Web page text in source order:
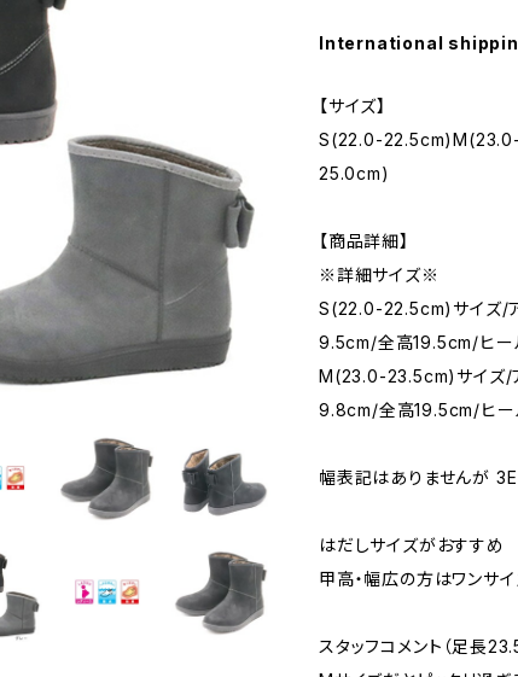
International
【サイズ】
S(22.0-
25.0cm)
【商品詳細】
※詳細サイズ※
S(22.0-22.5cm)サイズ/
9.5cm/全高19.5cm/ヒ
M(23.0-23.5cm)サイズ/
9.8cm/全高19.5cm/ヒ
幅表記はありませんが
はだしサイズがおすすめ
甲高・幅広の方はワンサ
スタッフコメント（足長